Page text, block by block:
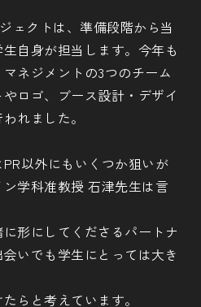
ェクトは、準備段階から当
自身が担当します。今年も
ネジメントの3つのチーム
ロゴ、ブース設計・デザイ
れました。
以外にもいくつか狙いが
学科准教授 石津先生は言
形にしてくださるパートナ
いでも学生にとっては大き
らと考えています。